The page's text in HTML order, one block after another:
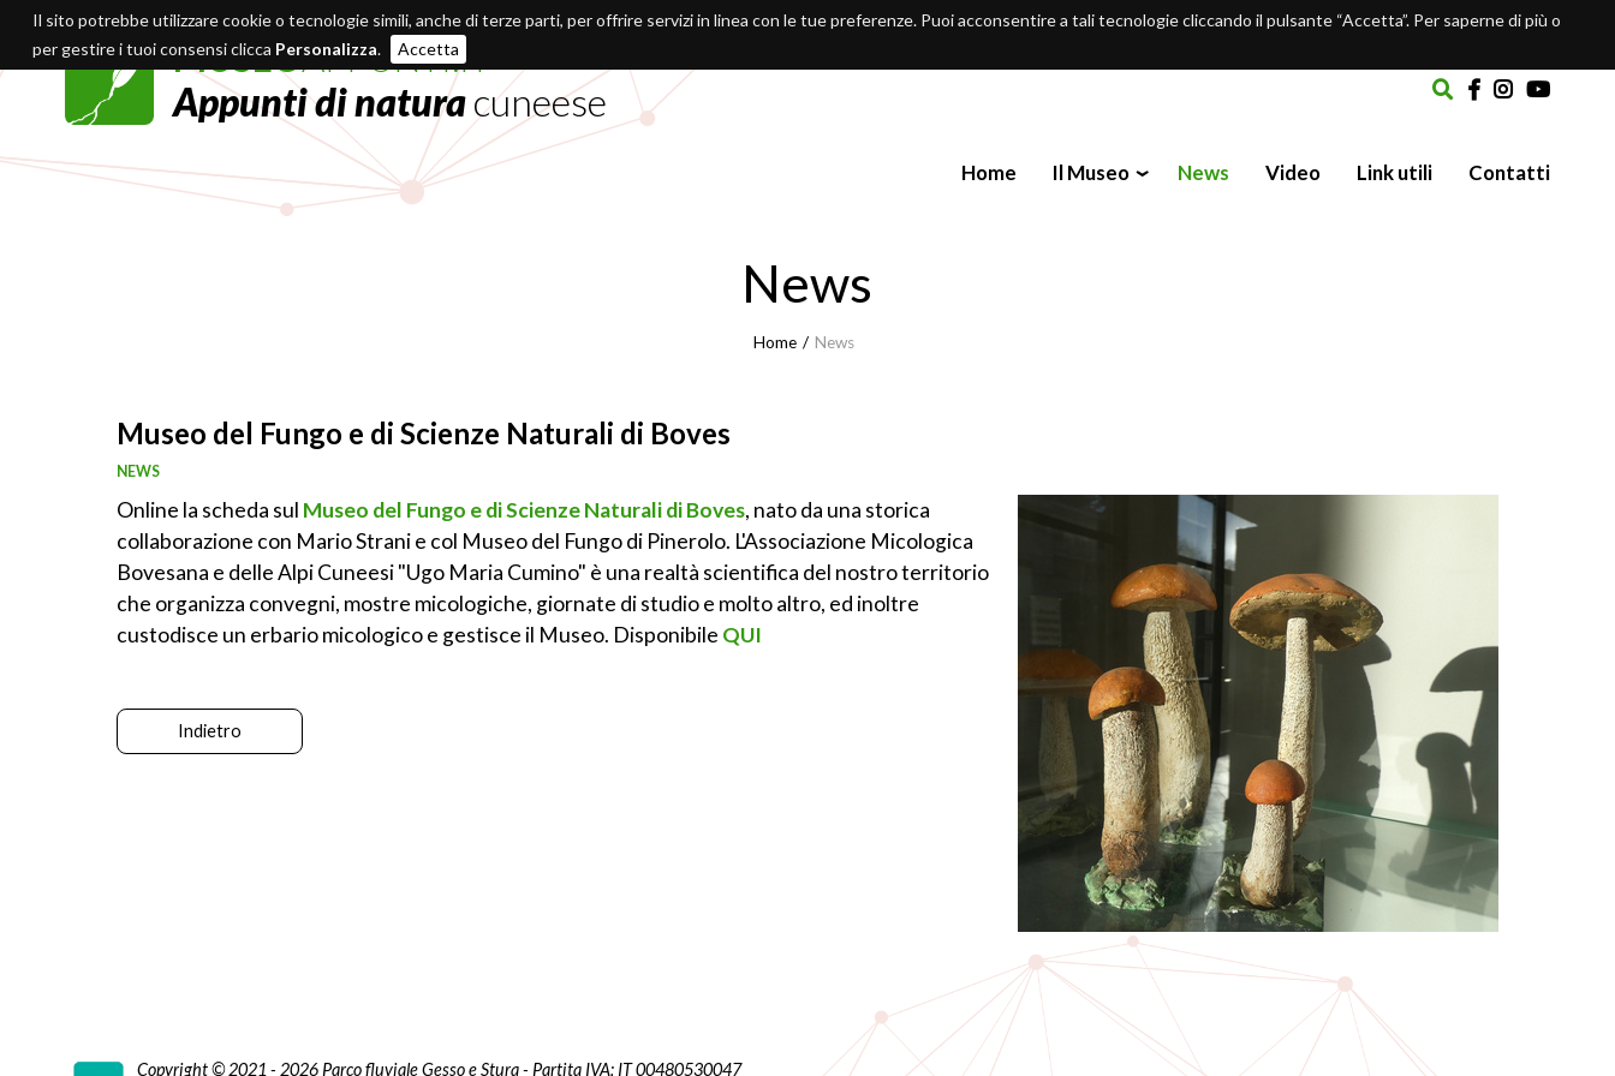
MUSEOAPPUNTI.IT
Appunti di naturacuneese
Home Il Museo News Video Link utili Contatti
News
Home News
Museo del Fungo e di Scienze Naturali di Boves
NEWS
Online la scheda sul Museo del Fungo e di Scienze Naturali di Boves, nato da una storica
collaborazione con Mario Strani e col Museo del Fungo di Pinerolo. L'Associazione Micologica
Bovesana e delle Alpi Cuneesi "Ugo Maria Cumino" è una realtà scientifica del nostro territorio
che organizza convegni, mostre micologiche, giornate di studio e molto altro, ed inoltre
custodisce un erbario micologico e gestisce il Museo. Disponibile QUI
Indietro
Copyright © 2021 - 2026 Parco fluviale Gesso e Stura - Partita IVA: IT 00480530047
Il sito potrebbe utilizzare cookie o tecnologie simili, anche di terze parti, per offrire servizi in linea con le tue preferenze. Puoi acconsentire a tali tecnologie cliccando il pulsante “Accetta”. Per saperne di più o
per gestire i tuoi consensi clicca Personalizza. Accetta